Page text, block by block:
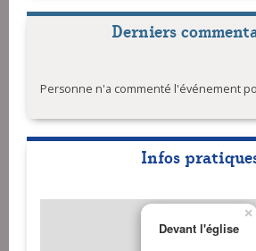
Derniers
Personne n'a commenté l'événement
Infos
Devant l'église
×